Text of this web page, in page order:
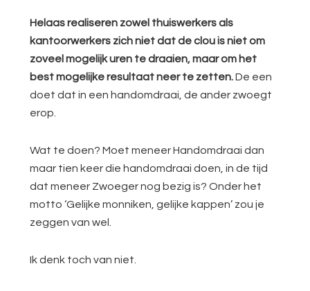
Helaas realiseren zowel thuiswerkers als
kantoorwerkers zich niet dat de clou is niet om
zoveel mogelijk uren te draaien, maar om het
best mogelijke resultaat neer te zetten.De een
doet dat in een handomdraai, de ander zwoegt
erop.
Wat te doen? Moet meneer Handomdraai dan
maar tien keer die handomdraai doen, in de tijd
dat meneer Zwoeger nog bezig is? Onder het
motto ‘Gelijke monniken, gelijke kappen’ zou je
zeggen van wel.
Ik denk toch van niet.